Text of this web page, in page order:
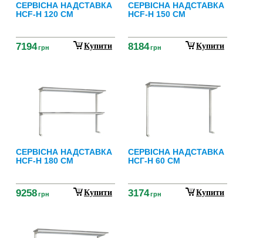
СЕРВІСНА НАДСТАВКА
НСF-Н 120 СМ
7194грн Купити
СЕРВІСНА НАДСТАВКА
НСF-Н 150 СМ
8184грн Купити
СЕРВІСНА НАДСТАВКА
НСF-Н 180 СМ
9258грн Купити
СЕРВІСНА НАДСТАВКА
НСГ-Н 60 СМ
3174грн Купити